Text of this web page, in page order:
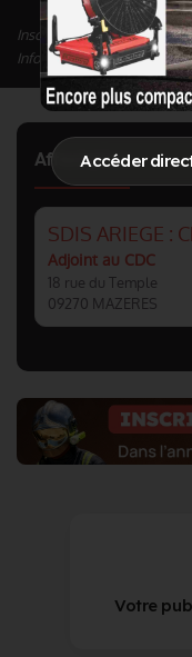
Accéder
Inscrit depuis le 02/05/
Informations mises à jour
Affectation
SDIS ARIEGE :
Adjoint au CDC
18 rue du Temple
09270 MAZERES
Votre